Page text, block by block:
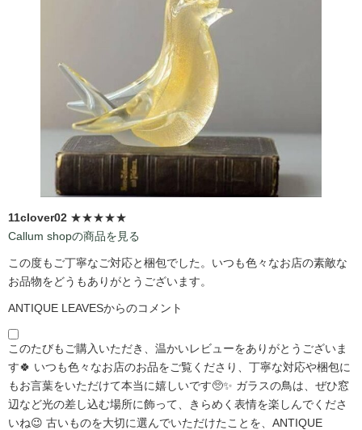
11clover02 ★★★★★
Callum shopの商品を見る
この度もご丁寧なご対応と梱包でした。いつも色々なお店の素敵な
お品物をどうもありがとうございます。
ANTIQUE LEAVESからのコメント
このたびもご購入いただき、温かいレビューをありがとうございま
す🍀 いつも色々なお店のお品をご覧くださり、丁寧な対応や梱包に
もお言葉をいただけて本当に嬉しいです🥺✨ ガラスの鳥は、ぜひ窓
辺など光の差し込む場所に飾って、きらめく表情を楽しんでくださ
いね😉 古いものを大切に選んでいただけたことを、ANTIQUE